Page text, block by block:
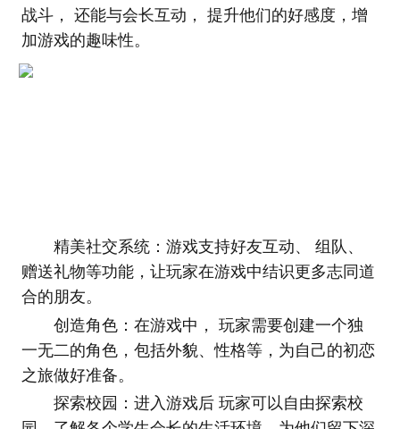
战斗， 还能与会长互动， 提升他们的好感度，增
加游戏的趣味性。
精美社交系统：游戏支持好友互动、 组队、
赠送礼物等功能，让玩家在游戏中结识更多志同道
合的朋友。
创造角色：在游戏中， 玩家需要创建一个独
一无二的角色，包括外貌、性格等，为自己的初恋
之旅做好准备。
探索校园：进入游戏后 玩家可以自由探索校